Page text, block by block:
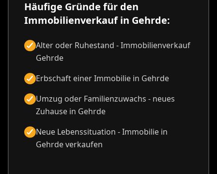
Häufige Gründe für den
Immobilienverkauf in Gehrde:
Alter oder Ruhestand - Immobilienverkauf
Gehrde
Erbschaft einer Immobilie in Gehrde
Umzug oder Familienzuwachs - neues
Zuhause in Gehrde
Neue Lebenssituation - Immobilie in
Gehrde verkaufen